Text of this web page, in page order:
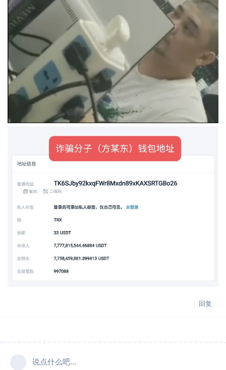
回复
说点什么吧...